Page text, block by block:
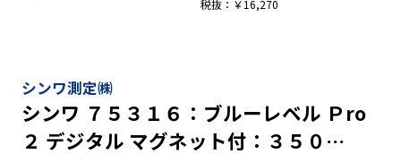
付 ●任意の角度でゼロセットできる比較測定機能付 ●ON／
●必要に応じて水平の調整が可能 ●全気泡管±１.０mm/mと
高精度を実現 ●視認性の高い気泡管を採用 ●ボックス型でケガ
キやすい形状です。 ●測定面はV字型溝付でパイプ測定も可能
※ご自身で精度調整を行なった場合は、保証の対象外となりま
シンワ測定㈱
シンワ ７５３１６：ブルーレベル Ｐro
２ デジタル マグネット付：３５０
税抜：￥16,270